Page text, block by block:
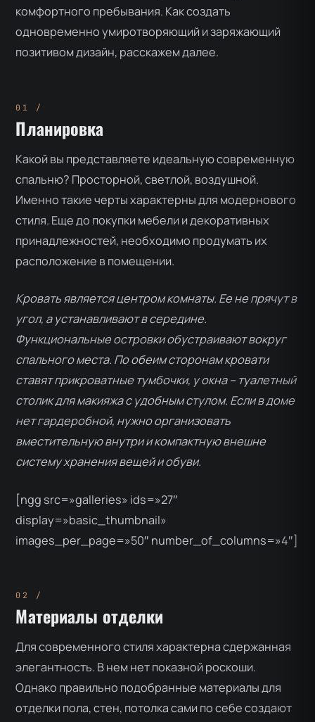
комфортного пребывания. Как создать
одновременно умиротворяющий и заряжающий
позитивом дизайн, расскажем далее.
Планировка
Какой вы представляете идеальную современную
спальню? Просторной, светлой, воздушной.
Именно такие черты характерны для модернового
стиля. Еще до покупки мебели и декоративных
принадлежностей, необходимо продумать их
расположение в помещении.
Кровать является центром комнаты. Ее не прячут в
угол, а устанавливают в середине.
Функциональные островки обустраивают вокруг
спального места. По обеим сторонам кровати
ставят прикроватные тумбочки, у окна – туалетный
столик для макияжа с удобным стулом. Если в доме
нет гардеробной, нужно организовать
вместительную внутри и компактную внешне
систему хранения вещей и обуви.
[ngg src=»galleries» ids=»27″
display=»basic_thumbnail»
images_per_page=»50″ number_of_columns=»4″]
Материалы отделки
Для современного стиля характерна сдержанная
элегантность. В нем нет показной роскоши.
Однако правильно подобранные материалы для
отделки пола, стен, потолка сами по себе создают